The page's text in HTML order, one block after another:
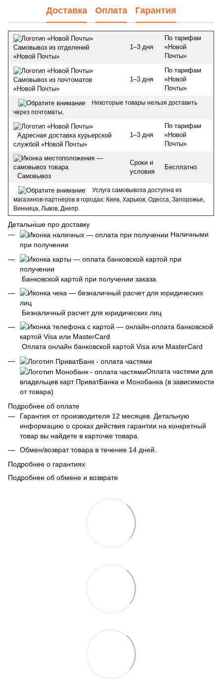
Доставка Оплата Гарантия
Самовывоз из отделений
«Новой Почты»
1–3 дня
По тарифам
«Новой
Почты»
Самовывоз из почтоматов
«Новой Почты»
1–3 дня
По тарифам
«Новой
Почты»
Некоторые товары нельзя доставить
через почтоматы.
Адресная доставка курьерской
службой «Новой Почты»
1–3 дня
По тарифам
«Новой
Почты»
Самовывоз
Сроки и
условия
Бесплатно
Услуга самовывоза доступна из
магазинов-партнеров в городах: Киев, Харьков, Одесса, Запорожье,
Винница, Львов, Днепр.
Детальніше про доставку
Наличными
при получении
Банковской картой при получении заказа
Безналичный расчет для юридических лиц
Оплата онлайн банковской картой Visa или MasterCard
Оплата частями для
владельцев карт ПриватБанка и Монобанка (в зависимости
от товара)
Подробнее об оплате
Гарантия от производителя 12 месяцев. Детальную
информацию о сроках действия гарантии на конкретный
товар вы найдете в карточке товара.
Обмен/возврат товара в течение 14 дней.
Подробнее о гарантиях
Подробнее об обмене и возврате